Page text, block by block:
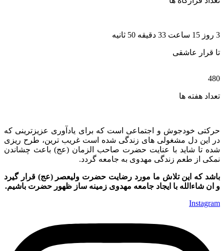
3 روز 15 ساعت 33 دقیقه 49 ثانیه
تا قرار عاشقی
480
تعداد هفته ها
حرکتی خودجوش و اجتماعی است که برای یادآوری عزیزترینی که
در این دل مشغولی های زندگی شده است غریب ترین، طرح ریزی
شده تا شاید با عنایت حضرت صاحب الزمان (عج) باعث چشاندن
نمکی از طعم زندگی مهدوی به جامعه گردد.
باشد که این تلاش ما مورد رضایت حضرت ولیعصر (عج) قرار گیرد
و ان شاءالله با ایجاد جامعه مهدوی زمینه ساز ظهور حضرت باشیم.
Instagram